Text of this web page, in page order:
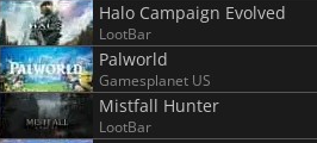
Halo Campaign Evolved
LootBar
Palworld
Gamesplanet US
Mistfall Hunter
LootBar